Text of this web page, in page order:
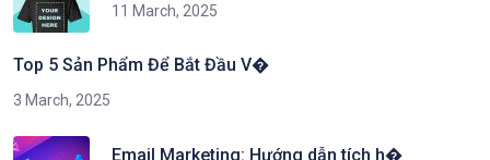
11 March, 2025
Top 5 Sản Phẩm Để Bắt Đầu V�
3 March, 2025
Email Marketing: Hướng dẫn tích h�